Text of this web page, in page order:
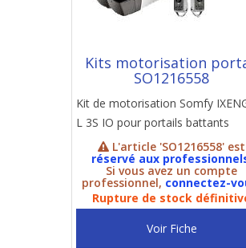
Kits motorisation
SO1216558
Kit de motorisation Somfy
L 3S IO pour portails battants
L'article 'SO1216558' est
réservé aux
Si vous avez un compte
professionnel, connectez-
Rupture de stock
Voir Fiche